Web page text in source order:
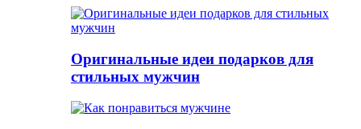
Оригинальные идеи подарков для
стильных мужчин